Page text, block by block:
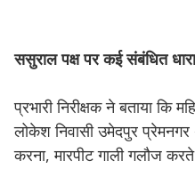
ससुरालपक्षपरकईसंबंधित
प्रभारी निरीक्षक ने बताया
लोकेश निवासी उमेदपुर प्रेमनगर
करना, मारपीट गाली गलौज